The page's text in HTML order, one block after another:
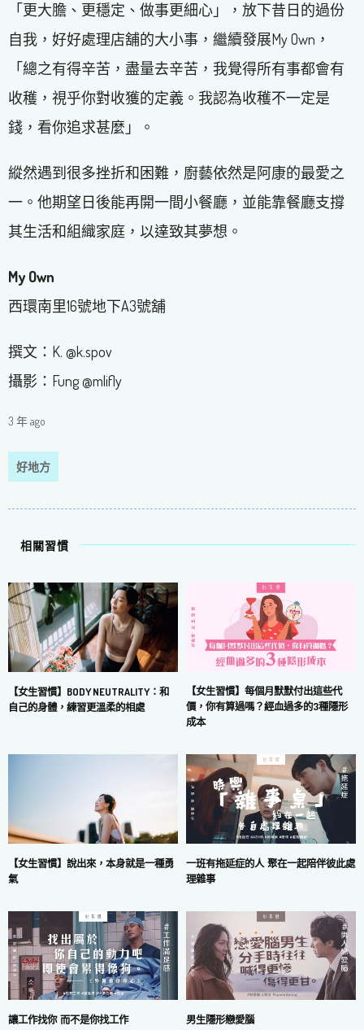
「更大膽、更穩定、做事更細心」，放下昔日的過份
自我，好好處理店舖的大小事，繼續發展My Own，
「總之有得辛苦，盡量去辛苦，我覺得所有事都會有
收穫，視乎你對收獲的定義。我認為收穫不一定是
錢，看你追求甚麼」。
縱然遇到很多挫折和困難，廚藝依然是阿康的最愛之
一。他期望日後能再開一間小餐廳，並能靠餐廳支撐
其生活和組織家庭，以達致其夢想。
My Own
西環南里16號地下A3號舖
撰文：K. @k.spov
攝影：Fung @mlifly
3 年 ago
好地方
相關習慣
【女生習慣】BODY NEUTRALITY：和
自己的身體，練習更溫柔的相處
【女生習慣】每個月默默付出這些代
價，你有算過嗎？經血過多的3種隱形
成本
【女生習慣】說出來，本身就是一種勇
氣
一班有拖延症的人 聚在一起陪伴彼此處
理雜事
讓工作找你 而不是你找工作 男生隱形戀愛腦